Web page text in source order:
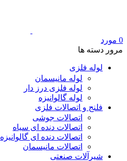
0 مورد
مرور دسته ها
لوله فلزی
لوله مانیسمان
لوله فلزی درز دار
لوله گالوانیزه
فلنج و اتصالات فلزی
اتصالات جوشی
اتصالات دنده ای سیاه
اتصالات دنده ای گالوانیزه
اتصالات مانیسمان
شیرآلات صنعتی